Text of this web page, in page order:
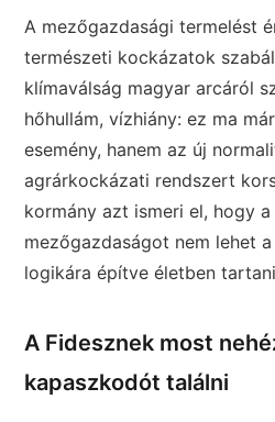
A mezőgazdasági termelést
természeti kockázatok
klímaválság magyar arcáról
hőhullám, vízhiány: ez ma
esemény, hanem az új
agrárkockázati rendszert
kormány azt ismeri el, hogy
mezőgazdaságot nem lehet
logikára építve életben
A Fidesznek most
kapaszkodót találni